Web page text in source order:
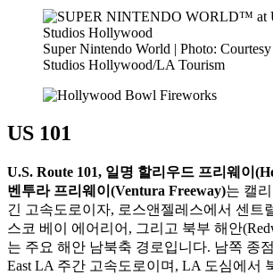
Super Nintendo World | Photo:
Studios Hollywood/LA Tourism
US 101
U.S. Route 101, 일명 할리우드 프리웨이
벤투라 프리웨이(Ventura Freeway)는 캘
긴 고속도로이자, 로스앤젤레스에서 센트
스코 베이 에어리어, 그리고 북부 해안
는 주요 해안 남북축 경로입니다. 남쪽 종
East LA 주간 고속도로이며, LA 도심에서